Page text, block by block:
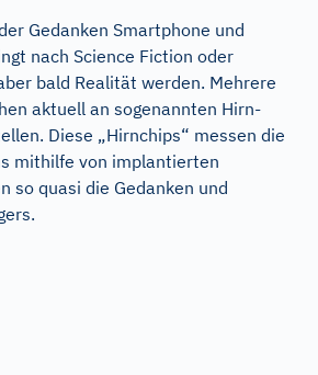
Gedanken Smartphone und
nach Science Fiction oder
bald Realität werden. Mehrere
aktuell an sogenannten Hirn-
Diese „Hirnchips“ messen die
mithilfe von implantierten
so quasi die Gedanken und